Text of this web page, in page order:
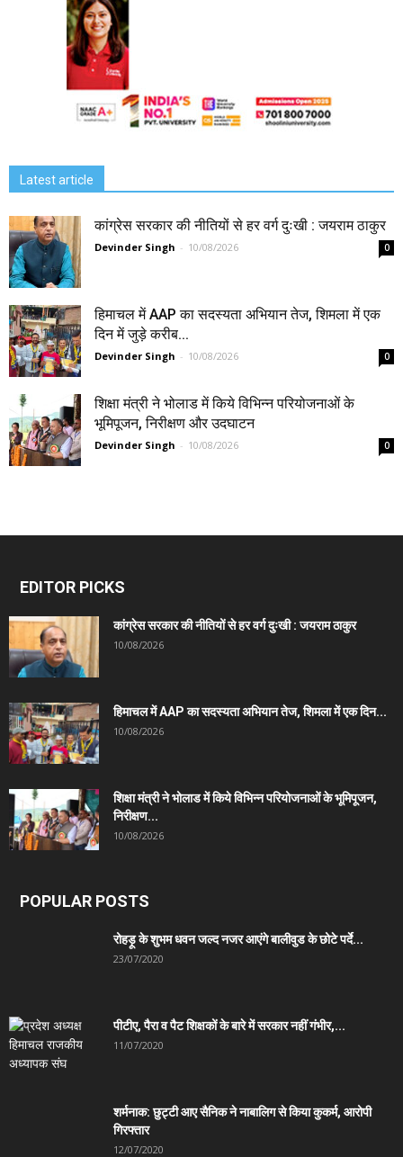
Latest article
कांग्रेस सरकार की नीतियों से हर वर्ग दुःखी : जयराम ठाकुर
Devinder Singh - 10/08/2026 0
हिमाचल में AAP का सदस्यता अभियान तेज, शिमला में एक
दिन में जुड़े करीब...
Devinder Singh - 10/08/2026 0
शिक्षा मंत्री ने भोलाड में किये विभिन्न परियोजनाओं के
भूमिपूजन, निरीक्षण और उदघाटन
Devinder Singh - 10/08/2026 0
EDITOR PICKS
कांग्रेस सरकार की नीतियों से हर वर्ग दुःखी : जयराम ठाकुर
10/08/2026
हिमाचल में AAP का सदस्यता अभियान तेज, शिमला में एक दिन...
10/08/2026
शिक्षा मंत्री ने भोलाड में किये विभिन्न परियोजनाओं के भूमिपूजन,
निरीक्षण...
10/08/2026
POPULAR POSTS
रोहड़ू के शुभम धवन जल्द नजर आएंगे बालीवुड के छोटे पर्दे...
23/07/2020
पीटीए, पैरा व पैट शिक्षकों के बारे में सरकार नहीं गंभीर,...
11/07/2020
शर्मनाक: छुट्टी आए सैनिक ने नाबालिग से किया कुकर्म, आरोपी
गिरफ्तार
12/07/2020